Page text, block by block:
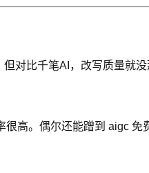
对比千笔AI，改写质量就没
高。偶尔还能蹭到 aigc 免